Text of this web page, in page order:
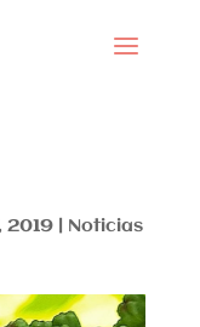
2019|
Noticias